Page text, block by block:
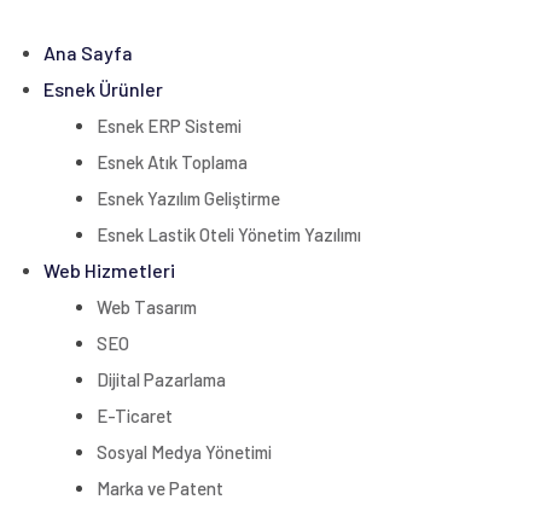
Ana Sayfa
Esnek Ürünler
Esnek ERP Sistemi
Esnek Atık Toplama
Esnek Yazılım Geliştirme
Esnek Lastik Oteli Yönetim Yazılımı
Web Hizmetleri
Web Tasarım
SEO
Dijital Pazarlama
E-Ticaret
Sosyal Medya Yönetimi
Marka ve Patent